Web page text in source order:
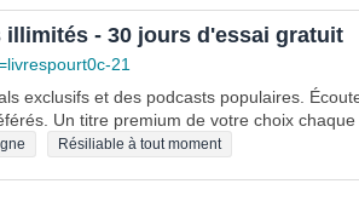
- 30 jours d'essai gratuit
21
exclusifs et des podcasts populaires.
Un titre premium de votre choix chaque
Résiliable à tout moment